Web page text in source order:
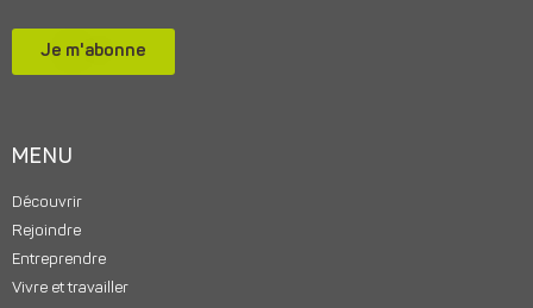
Je m'abonne
MENU
Découvrir
Rejoindre
Entreprendre
Vivre et travailler